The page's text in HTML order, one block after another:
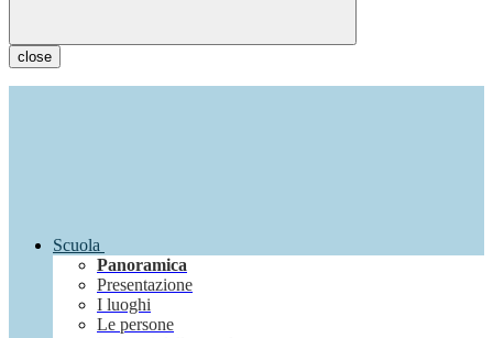
close
Scuola
Panoramica
Presentazione
I luoghi
Le persone